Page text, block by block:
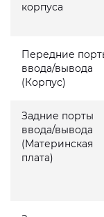
корпуса
Передние
ввода/вывода
(Корпус)
Задние порты
ввода/вывода
(Материнская
плата)